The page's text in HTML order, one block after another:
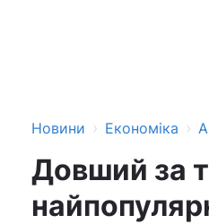
Новини › Економіка ›
Довший за